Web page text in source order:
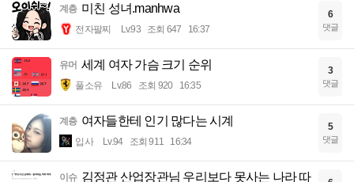
계층 미친 성녀.manhwa
전자팔찌 Lv.93 조회 647 16:37
6
댓글
유머 세계 여자 가슴 크기 순위
풀소유 Lv.86 조회 920 16:35
3
댓글
계층 여자들한테 인기 많다는 시계
입사 Lv.94 조회 911 16:34
5
댓글
이슈 김정관 산업장관님 우리보다 못사는 나라 따